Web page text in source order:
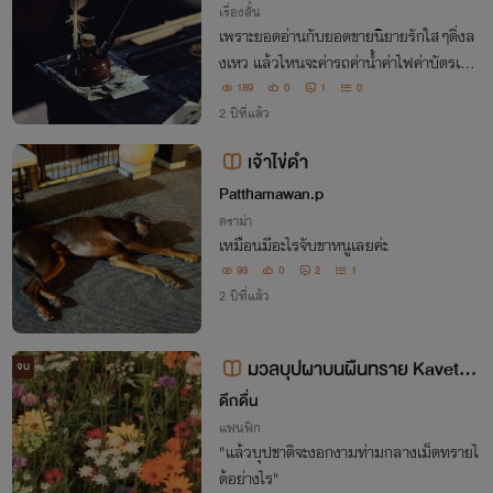
เรื่องสั้น
เพราะยอดอ่านกับยอดขายนิยายรักใสๆดิ่งล
งเหว แล้วไหนจะค่ารถค่าน้ำค่าไฟค่าบัตรเคร
ดิต 'ขนม'เลยต้องหาหนทางอื่นเพื่อหารายได้
จนได้มามีสัมพันธ์กับสองหนุ่มอย่าง'ไทมส
189 0 1 0
2 ปีที่แล้ว
เจ้าไข่ดำ
Patthamawan.p
ดราม่า
เหมือนมีอะไรจับขาหนูเลยค่ะ
93 0 2 1
2 ปีที่แล้ว
จบ
มวลบุปผาบนผืนทราย Kavetha
m/Haikaveh – Genshin impact
ดึกดื่น
แฟนฟิก
"แล้วบุปชาติจะงอกงามท่ามกลางเม็ดทรายไ
ด้อย่างไร"